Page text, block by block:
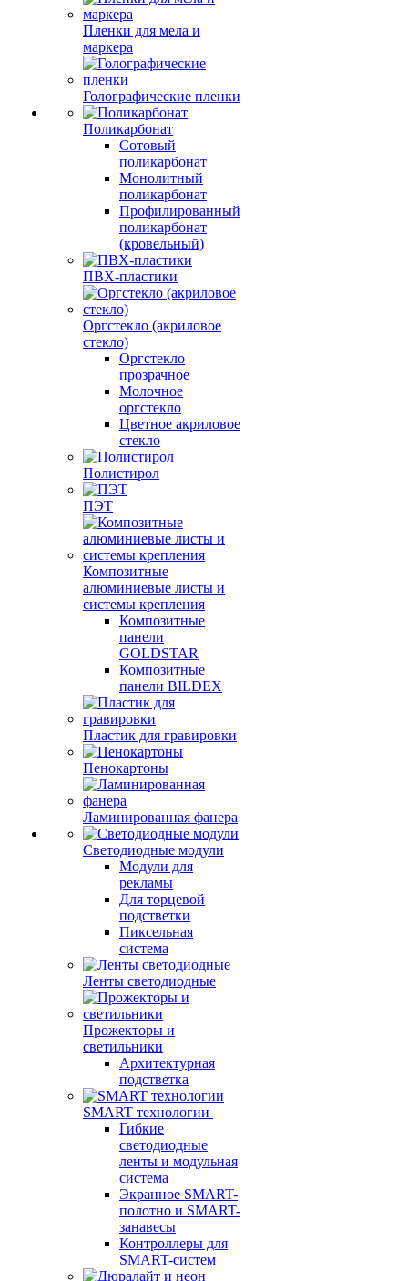
Пленки для мела и
маркера
Голографические пленки
Поликарбонат
Сотовый
поликарбонат
Монолитный
поликарбонат
Профилированный
поликарбонат
(кровельный)
ПВХ-пластики
Оргстекло (акриловое
стекло)
Оргстекло
прозрачное
Молочное
оргстекло
Цветное акриловое
стекло
Полистирол
ПЭТ
Композитные
алюминиевые листы и
системы крепления
Композитные
панели
GOLDSTAR
Композитные
панели BILDEX
Пластик для гравировки
Пенокартоны
Ламинированная фанера
Светодиодные модули
Модули для
рекламы
Для торцевой
подстветки
Пиксельная
система
Ленты светодиодные
Прожекторы и
светильники
Архитектурная
подстветка
SMART технологии
Гибкие
светодиодные
ленты и модульная
система
Экранное SMART-
полотно и SMART-
занавесы
Контроллеры для
SMART-систем